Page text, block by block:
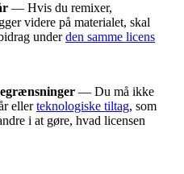
— Hvis du remixer,
videre på materialet, skal
underden samme licens
— Du må ikke
ellerteknologiske tiltag, som
i at gøre, hvad licensen